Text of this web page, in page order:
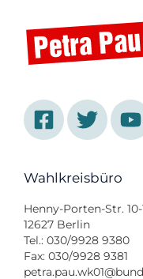
Wahlkreisbüro
Henny-Porten-Str. 10-
12627 Berlin
Tel.: 030/9928 9380
Fax: 030/9928 9381